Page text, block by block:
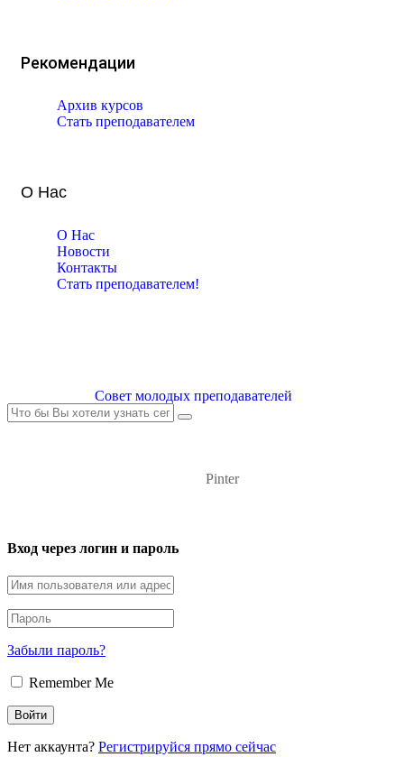
Рекомендации
Архив курсов
Стать преподавателем
О Нас
О Нас
Новости
Контакты
Стать преподавателем!
Совет молодых преподавателей
Pinter
Вход через логин и пароль
Забыли пароль?
Remember Me
Нет аккаунта? Регистрируйся прямо сейчас